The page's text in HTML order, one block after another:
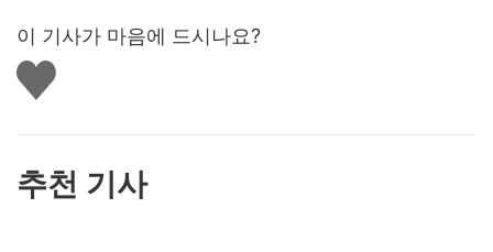
이 기사가 마음에 드시나요?
좋
아
추천 기사